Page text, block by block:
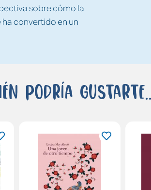
sobre cómo la
convertido en un
podría gustarte...